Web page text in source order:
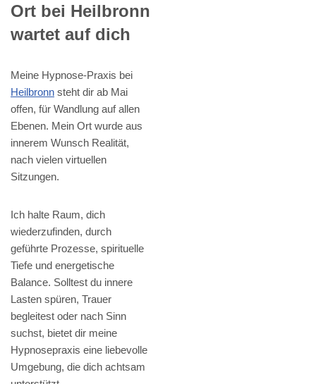
Ort bei Heilbronn
wartet auf dich
Meine Hypnose-Praxis bei
Heilbronn steht dir ab Mai
offen, für Wandlung auf allen
Ebenen. Mein Ort wurde aus
innerem Wunsch Realität,
nach vielen virtuellen
Sitzungen.
Ich halte Raum, dich
wiederzufinden, durch
geführte Prozesse, spirituelle
Tiefe und energetische
Balance. Solltest du innere
Lasten spüren, Trauer
begleitest oder nach Sinn
suchst, bietet dir meine
Hypnosepraxis eine liebevolle
Umgebung, die dich achtsam